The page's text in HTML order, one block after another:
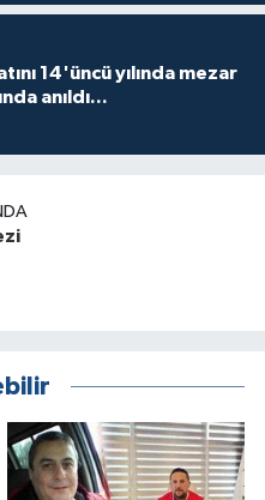
14'üncü yılında mezar
anıldı...